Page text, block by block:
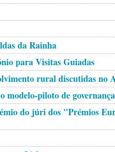
da Rainha
para Visitas Guiadas
rural discutidas no
modelo-piloto de
do júri dos "Prémios